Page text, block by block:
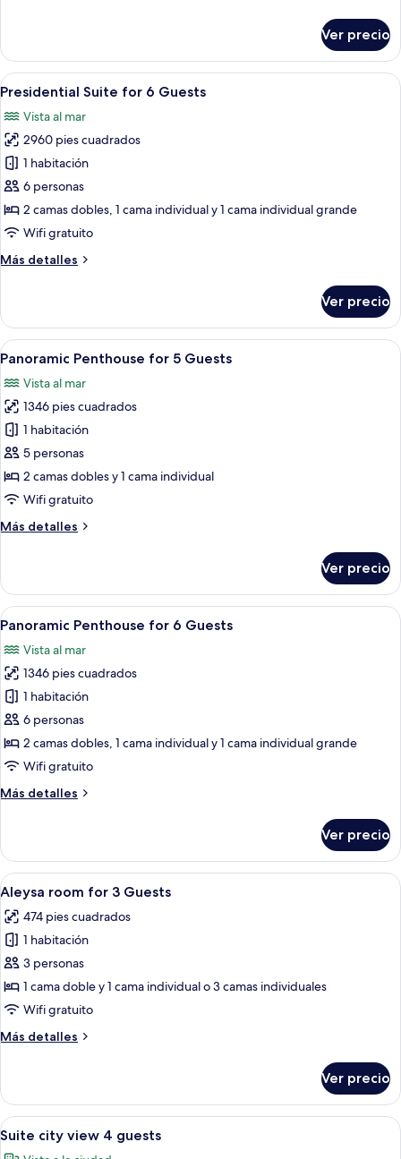
Suite
for
5
Ver precio
Abrir
todas
las
fotos
de
Presidential
Suite
for
Guests
Ropa de cama de alta calidad,
7
Presidential Suite for 6 Guests
Vista al mar
2960 pies cuadrados
1 habitación
6 personas
2 camas dobles, 1 cama individual y 1 cama individual grande
Wifi gratuito
Más detalles
Más
Suite
for
6
Ver precio
Abrir
todas
las
fotos
de
Panoramic
Penthouse
for
Guests
Un balcón con mesa y sillas, una silla
27
Panoramic Penthouse for 5 Guests
Vista al mar
1346 pies cuadrados
1 habitación
5 personas
2 camas dobles y 1 cama individual
Wifi gratuito
Más detalles
Más
Penthouse
for
5
Ver precio
Abrir
todas
las
fotos
de
Panoramic
Penthouse
for
Guests
Un balcón con mesa y sillas, una silla
27
Panoramic Penthouse for 6 Guests
Vista al mar
1346 pies cuadrados
1 habitación
6 personas
2 camas dobles, 1 cama individual y 1 cama individual grande
Wifi gratuito
Más detalles
Más
Penthouse
for
6
Guests
Ver precio
Abrir
todas
las
fotos
de
Aleysa
room
3
Ropa de cama de alta calidad,
15
Aleysa room for 3 Guests
474 pies cuadrados
1 habitación
3 personas
1 cama doble y 1 cama individual o 3 camas individuales
Wifi gratuito
Más detalles
Más
room
for
3
Ver precio
Abrir
todas
Una habitación de hotel moderna
13
Suite city view 4 guests